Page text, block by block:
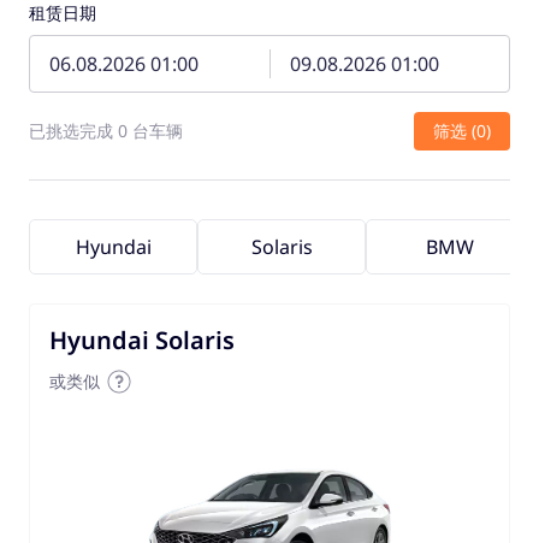
租赁日期
已挑选完成 0 台车辆 筛选 (0)
Hyundai Solaris BMW
Hyundai Solaris
或类似